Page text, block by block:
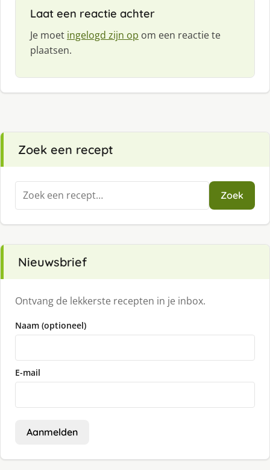
Laat een reactie achter
Je moet ingelogd zijn op om een reactie te
plaatsen.
Zoek een recept
Zoeken
naar:
Zoek
Nieuwsbrief
Ontvang de lekkerste recepten in je inbox.
Naam (optioneel)
E-mail
Aanmelden